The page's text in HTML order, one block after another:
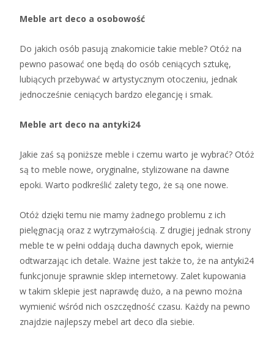
Meble art deco a osobowość
Do jakich osób pasują znakomicie takie meble? Otóż na
pewno pasować one będą do osób ceniących sztukę,
lubiących przebywać w artystycznym otoczeniu, jednak
jednocześnie ceniących bardzo elegancję i smak.
Meble art deco na antyki24
Jakie zaś są poniższe meble i czemu warto je wybrać? Otóż
są to meble nowe, oryginalne, stylizowane na dawne
epoki. Warto podkreślić zalety tego, że są one nowe.
Otóż dzięki temu nie mamy żadnego problemu z ich
pielęgnacją oraz z wytrzymałością. Z drugiej jednak strony
meble te w pełni oddają ducha dawnych epok, wiernie
odtwarzając ich detale. Ważne jest także to, że na antyki24
funkcjonuje sprawnie sklep internetowy. Zalet kupowania
w takim sklepie jest naprawdę dużo, a na pewno można
wymienić wśród nich oszczędność czasu. Każdy na pewno
znajdzie najlepszy mebel art deco dla siebie.